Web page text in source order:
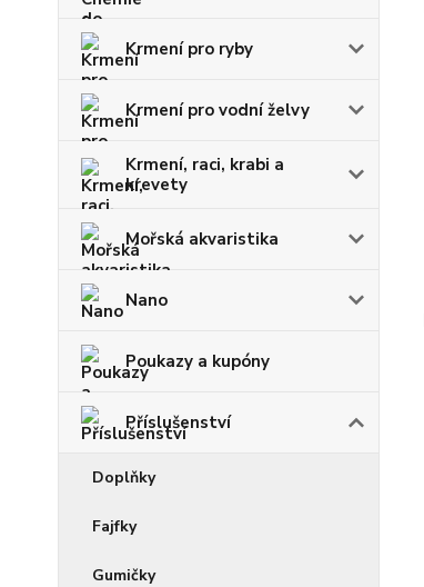
Krmení pro ryby
Krmení pro vodní želvy
Krmení, raci, krabi a
krevety
Mořská akvaristika
Nano
Poukazy a kupóny
Příslušenství
Doplňky
Fajfky
Gumičky